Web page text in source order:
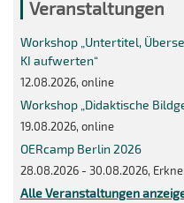
Veranstaltungen
Workshop „Untertitel,
KI aufwerten“
12.08.2026, online
Workshop „Didaktische
19.08.2026, online
OERcamp Berlin 2026
28.08.2026 - 30.08.2026,
Alle Veranstaltungen